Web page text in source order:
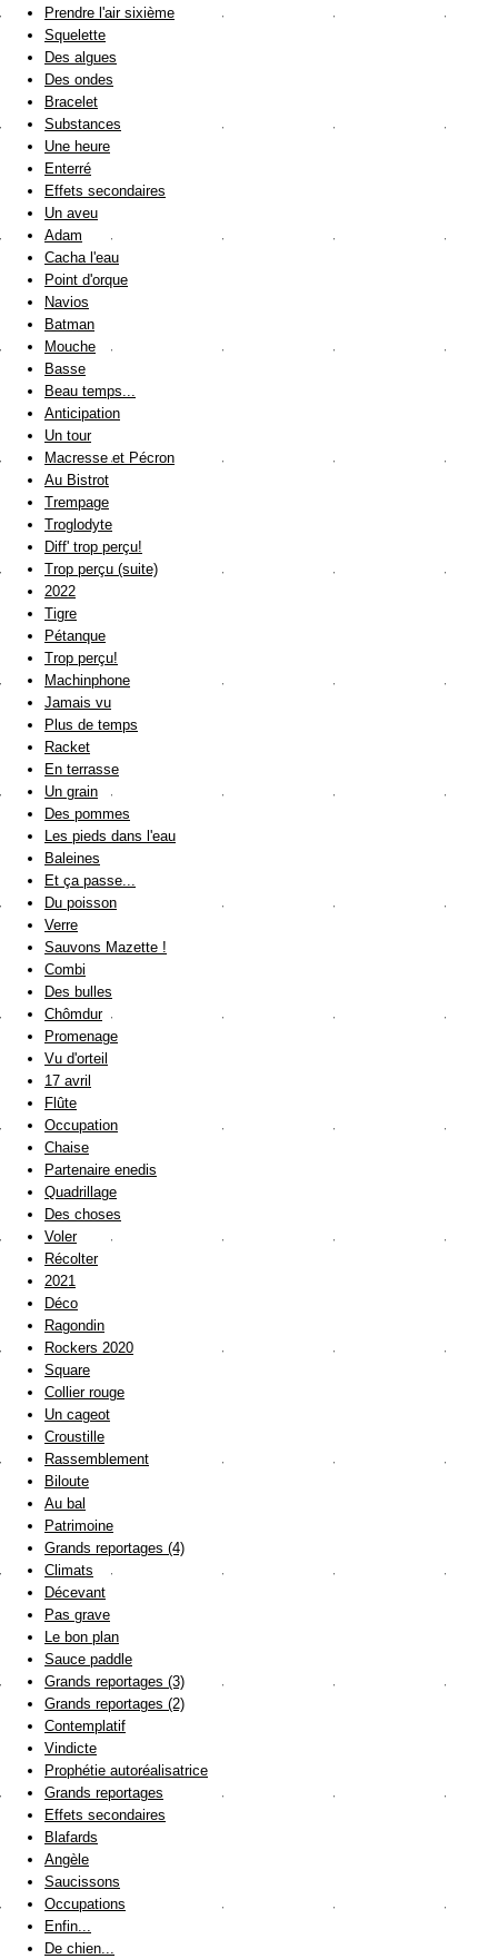
Prendre l'air sixième
Squelette
Des algues
Des ondes
Bracelet
Substances
Une heure
Enterré
Effets secondaires
Un aveu
Adam
Cacha l'eau
Point d'orque
Navios
Batman
Mouche
Basse
Beau temps...
Anticipation
Un tour
Macresse et Pécron
Au Bistrot
Trempage
Troglodyte
Diff' trop perçu!
Trop perçu (suite)
2022
Tigre
Pétanque
Trop perçu!
Machinphone
Jamais vu
Plus de temps
Racket
En terrasse
Un grain
Des pommes
Les pieds dans l'eau
Baleines
Et ça passe...
Du poisson
Verre
Sauvons Mazette !
Combi
Des bulles
Chômdur
Promenage
Vu d'orteil
17 avril
Flûte
Occupation
Chaise
Partenaire enedis
Quadrillage
Des choses
Voler
Récolter
2021
Déco
Ragondin
Rockers 2020
Square
Collier rouge
Un cageot
Croustille
Rassemblement
Biloute
Au bal
Patrimoine
Grands reportages (4)
Climats
Décevant
Pas grave
Le bon plan
Sauce paddle
Grands reportages (3)
Grands reportages (2)
Contemplatif
Vindicte
Prophétie autoréalisatrice
Grands reportages
Effets secondaires
Blafards
Angèle
Saucissons
Occupations
Enfin...
De chien...